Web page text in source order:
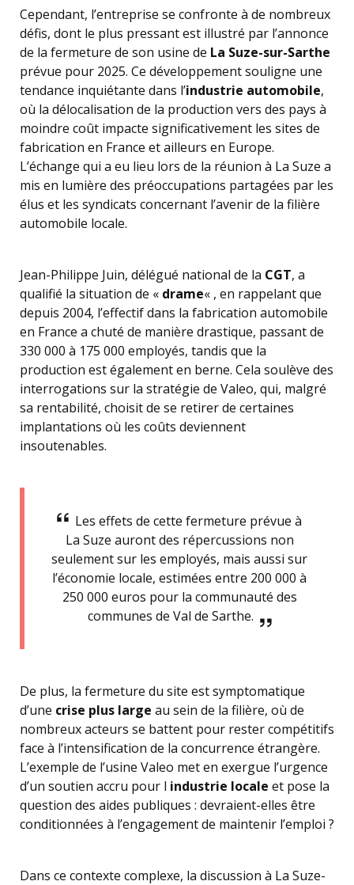
Cependant, l’entreprise se confronte à de nombreux
défis, dont le plus pressant est illustré par l’annonce
de la fermeture de son usine de La Suze-sur-Sarthe
prévue pour 2025. Ce développement souligne une
tendance inquiétante dans l’industrie automobile,
où la délocalisation de la production vers des pays à
moindre coût impacte significativement les sites de
fabrication en France et ailleurs en Europe.
L’échange qui a eu lieu lors de la réunion à La Suze a
mis en lumière des préoccupations partagées par les
élus et les syndicats concernant l’avenir de la filière
automobile locale.
Jean-Philippe Juin, délégué national de la CGT, a
qualifié la situation de « drame« , en rappelant que
depuis 2004, l’effectif dans la fabrication automobile
en France a chuté de manière drastique, passant de
330 000 à 175 000 employés, tandis que la
production est également en berne. Cela soulève des
interrogations sur la stratégie de Valeo, qui, malgré
sa rentabilité, choisit de se retirer de certaines
implantations où les coûts deviennent
insoutenables.
Les effets de cette fermeture prévue à
La Suze auront des répercussions non
seulement sur les employés, mais aussi sur
l’économie locale, estimées entre 200 000 à
250 000 euros pour la communauté des
communes de Val de Sarthe.
De plus, la fermeture du site est symptomatique
d’une crise plus large au sein de la filière, où de
nombreux acteurs se battent pour rester compétitifs
face à l’intensification de la concurrence étrangère.
L’exemple de l’usine Valeo met en exergue l’urgence
d’un soutien accru pour l industrie locale et pose la
question des aides publiques : devraient-elles être
conditionnées à l’engagement de maintenir l’emploi ?
Dans ce contexte complexe, la discussion à La Suze-